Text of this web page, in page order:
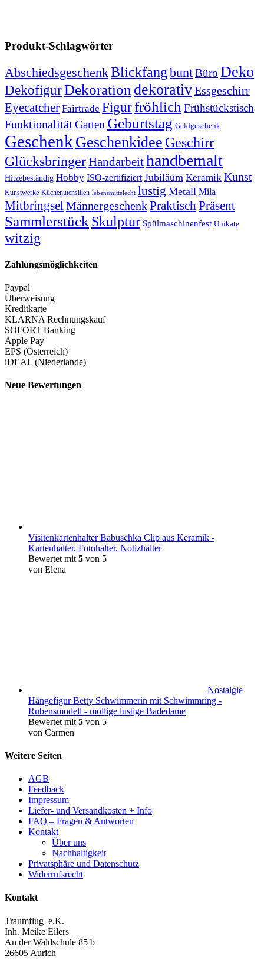
Produkt-Schlagwörter
AbschiedsgeschenkBlickfangbuntBüro Deko
DekofigurDekoration dekorativEssgeschirr
Eyecatcher Fairtrade FigurfröhlichFrühstückstisch
FunktionalitätGarten Geburtstag Geldgeschenk
GeschenkGeschenkidee Geschirr
GlücksbringerHandarbeithandbemalt
Hitzebeständig Hobby ISO-zertifiziert Jubiläum Keramik Kunst
Kunstwerke Küchenutensilien lebensmittelecht lustig Metall Mila
MitbringselMännergeschenkPraktischPräsent
SammlerstückSkulptur Spülmaschinenfest Unikate
witzig
Zahlungsmöglichkeiten
Paypal
Überweisung
Kreditkarte
KLARNA Rechnungskauf
SOFORT Banking
Apple Pay
EPS (Österreich)
iDEAL (Niederlande)
Neue Bewertungen
Visitenkartenhalter Babuschka Clip aus Keramik -
Kartenhalter, Fotohalter, Notizhalter
Bewertet mit 5 von 5
von Elena
Nostalgie
Hängefigur Betty Schwimmerin mit Schwimmring -
Rubensmodell - mollige lustige Badedame
Bewertet mit 5 von 5
von Carmen
Weitere Seiten
AGB
Feedback
Impressum
Liefer- und Versandkosten + Info
FAQ – Fragen & Antworten
Kontakt
Über uns
Nachhaltigkeit
Privatsphäre und Datenschutz
Widerrufsrecht
Kontakt
Traumflug e.K.
Inh. Meike Eilers
An der Waldschule 85 b
26605 Aurich